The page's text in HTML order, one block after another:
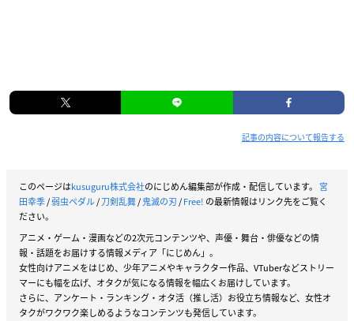
記事の内容について報告する
このページはkusuguru株式会社のにじめん編集部が作成・配信しています。 宮
田幸季/弱虫ペダル/刀剣乱舞/鬼滅の刃/Free! の最新情報はリンク先をご覧く
ださい。
アニメ・ゲーム・漫画などの2次元コンテンツや、声優・舞台・俳優などの情
報・話題をお届けする情報メディア「にじめん」。
女性向けアニメをはじめ、少年アニメやキャラクター作品、VTuberなどストリー
マーにも幅を広げ、オタクが気になる情報を幅広くお届けしています。
さらに、アンケート・ランキング・オタ活（推し活）お役立ち情報など、女性オ
タクがワクワク楽しめるようなコンテンツも発信しています。